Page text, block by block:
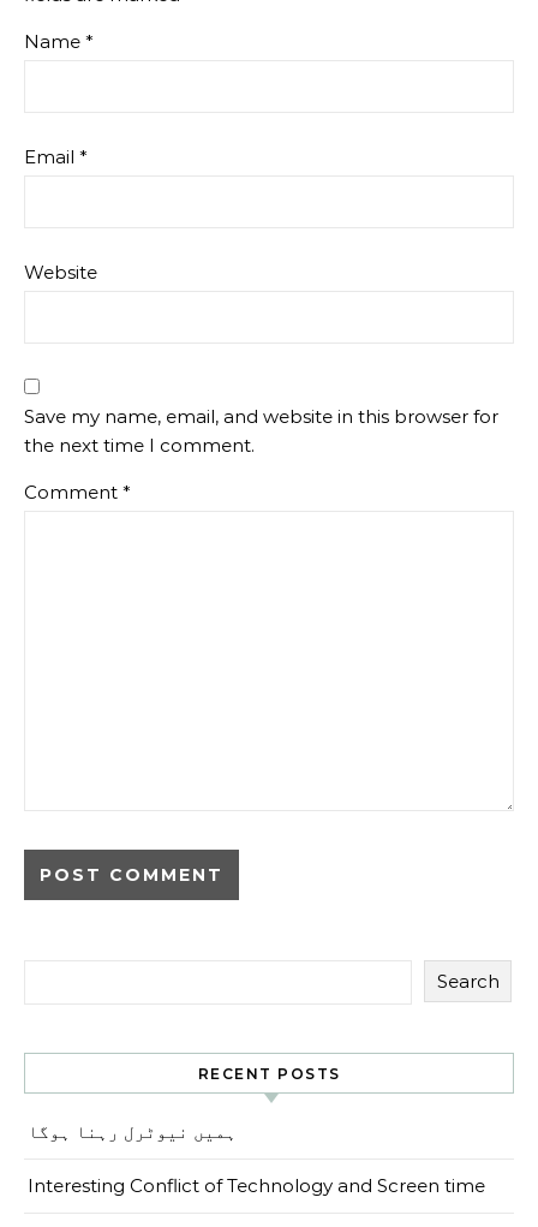
Name *
Email *
Website
Save my name, email, and website in this browser for
the next time I comment.
Comment *
Search
RECENT POSTS
ہمیں نیوٹرل رہنا ہوگا
Interesting Conflict of Technology and Screen time